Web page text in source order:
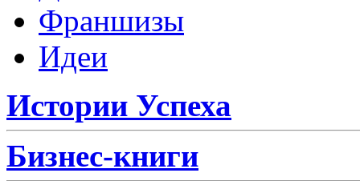
Франшизы
Идеи
Истории Успеха
Бизнес-книги